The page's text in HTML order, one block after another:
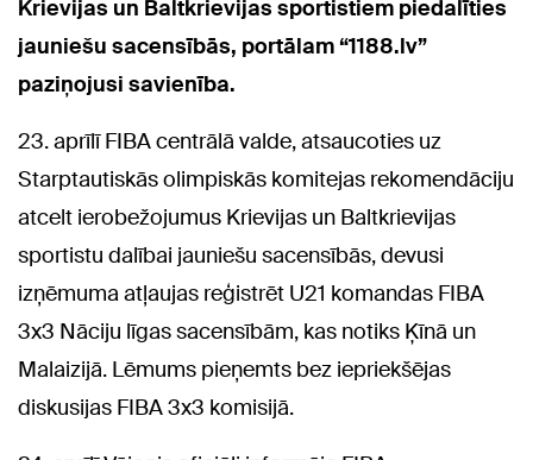
Krievijas un Baltkrievijas sportistiem piedalīties
jauniešu sacensībās, portālam “1188.lv”
paziņojusi savienība.
23. aprīlī FIBA centrālā valde, atsaucoties uz
Starptautiskās olimpiskās komitejas rekomendāciju
atcelt ierobežojumus Krievijas un Baltkrievijas
sportistu dalībai jauniešu sacensībās, devusi
izņēmuma atļaujas reģistrēt U21 komandas FIBA ​​
3x3 Nāciju līgas sacensībām, kas notiks Ķīnā un
Malaizijā. Lēmums pieņemts bez iepriekšējas
diskusijas FIBA 3x3 komisijā.